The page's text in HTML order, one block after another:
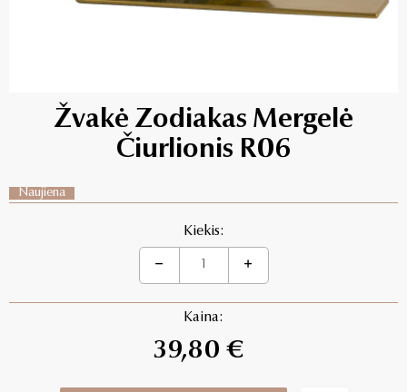
Žvakė Zodiakas Mergelė
Čiurlionis R06
Naujiena
Kiekis:
Kaina:
39,80 €